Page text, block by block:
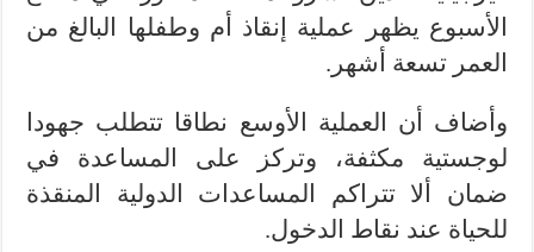
الأسبوع يظهر عملية إنقاذ أم وطفلها البالغ من
العمر تسعة أشهر.
وأضاف أن العملية الأوسع نطاقا تتطلب جهودا
لوجستية مكثفة، وتركز على المساعدة في
ضمان ألا تتراكم المساعدات الدولية المنقذة
للحياة عند نقاط الدخول.